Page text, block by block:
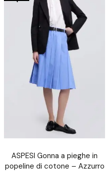
ASPESI Gonna a pieghe in
popeline di cotone – Azzurro